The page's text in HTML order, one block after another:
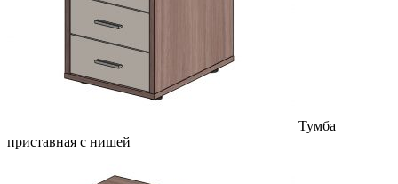
Тумба
приставная с нишей